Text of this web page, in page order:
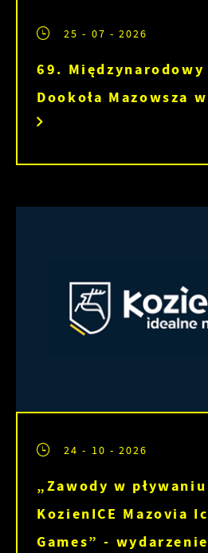
25 - 07 - 2026
69. Międzynarodowy
Dookoła Mazowsza
24 - 10 - 2026
„Zawody w
KozienICE Mazovia
Games” -